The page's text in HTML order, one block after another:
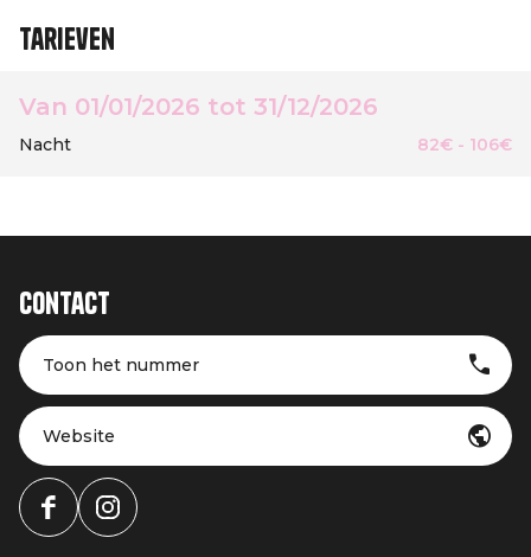
Tarieven
Van 01/01/2026 tot 31/12/2026
Nacht 82€ - 106€
Contact
Toon het nummer
Website